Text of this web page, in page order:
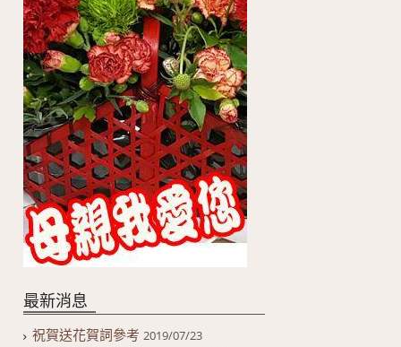
最新消息
祝賀送花賀詞參考 2019/07/23